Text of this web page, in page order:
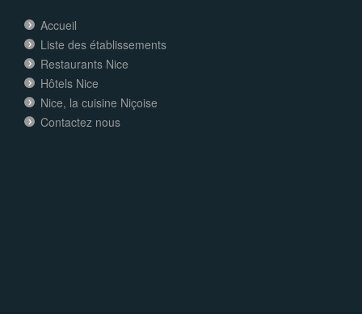
Accueil
Liste des établissements
Restaurants Nice
Hôtels Nice
Nice, la cuisine Niçoise
Contactez nous